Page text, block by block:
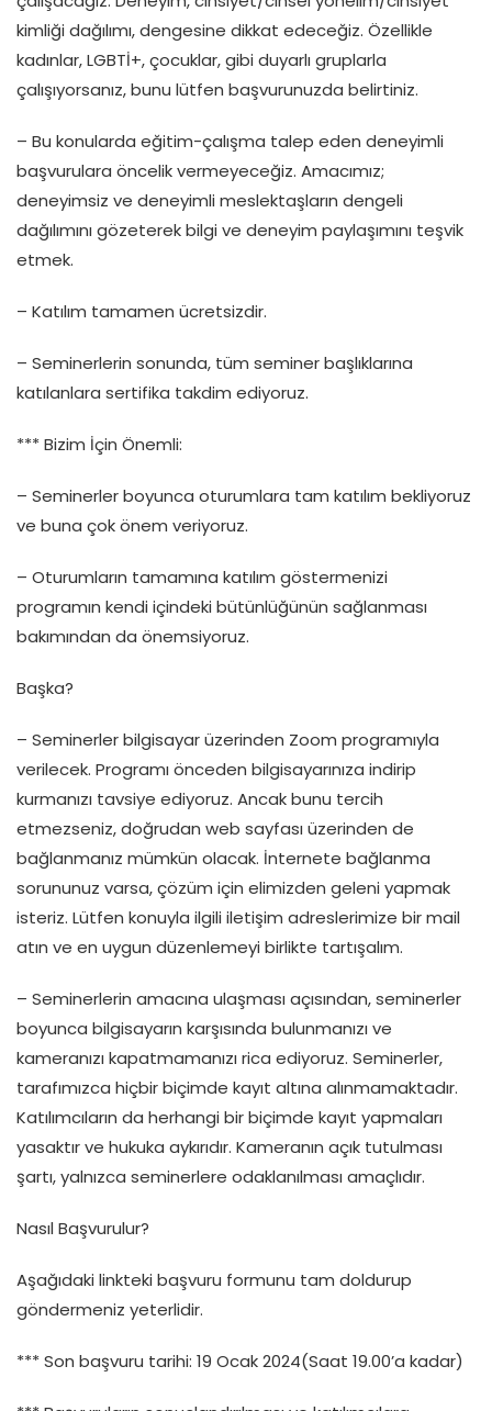
kimliği dağılımı, dengesine dikkat edeceğiz. Özellikle
kadınlar, LGBTİ+, çocuklar, gibi duyarlı gruplarla
çalışıyorsanız, bunu lütfen başvurunuzda belirtiniz.
– Bu konularda eğitim-çalışma talep eden deneyimli
başvurulara öncelik vermeyeceğiz. Amacımız;
deneyimsiz ve deneyimli meslektaşların dengeli
dağılımını gözeterek bilgi ve deneyim paylaşımını teşvik
etmek.
– Katılım tamamen ücretsizdir.
– Seminerlerin sonunda, tüm seminer başlıklarına
katılanlara sertifika takdim ediyoruz.
*** Bizim İçin Önemli:
– Seminerler boyunca oturumlara tam katılım bekliyoruz
ve buna çok önem veriyoruz.
– Oturumların tamamına katılım göstermenizi
programın kendi içindeki bütünlüğünün sağlanması
bakımından da önemsiyoruz.
Başka?
– Seminerler bilgisayar üzerinden Zoom programıyla
verilecek. Programı önceden bilgisayarınıza indirip
kurmanızı tavsiye ediyoruz. Ancak bunu tercih
etmezseniz, doğrudan web sayfası üzerinden de
bağlanmanız mümkün olacak. İnternete bağlanma
sorununuz varsa, çözüm için elimizden geleni yapmak
isteriz. Lütfen konuyla ilgili iletişim adreslerimize bir mail
atın ve en uygun düzenlemeyi birlikte tartışalım.
– Seminerlerin amacına ulaşması açısından, seminerler
boyunca bilgisayarın karşısında bulunmanızı ve
kameranızı kapatmamanızı rica ediyoruz. Seminerler,
tarafımızca hiçbir biçimde kayıt altına alınmamaktadır.
Katılımcıların da herhangi bir biçimde kayıt yapmaları
yasaktır ve hukuka aykırıdır. Kameranın açık tutulması
şartı, yalnızca seminerlere odaklanılması amaçlıdır.
Nasıl Başvurulur?
Aşağıdaki linkteki başvuru formunu tam doldurup
göndermeniz yeterlidir.
*** Son başvuru tarihi: 19 Ocak 2024(Saat 19.00’a kadar)